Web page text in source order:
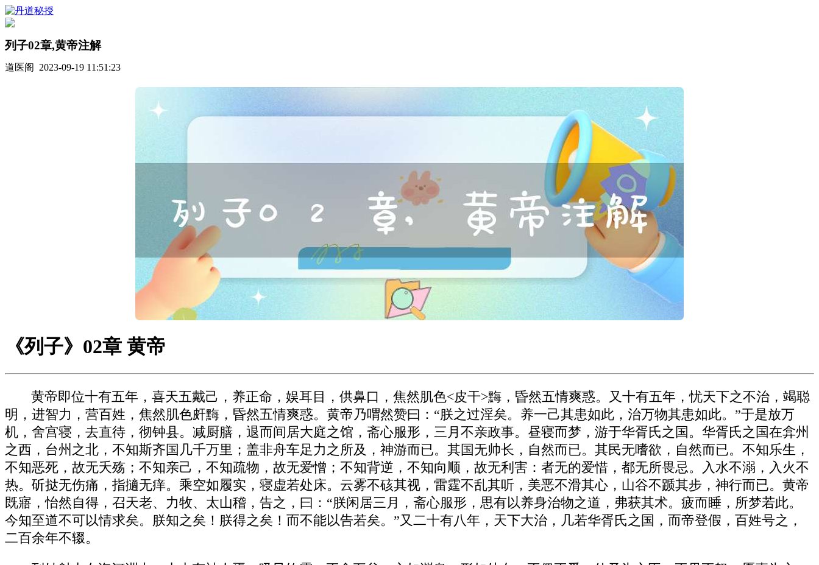
列子02章,黄帝注解
道医阁 2023-09-19 11:51:23
《列子》02章 黄帝
黄帝即位十有五年，喜天五戴己，养正命，娱耳目，供鼻口，焦然肌色<皮干>黣，昏然五情爽惑。又十有五年，忧天下之不治，竭聪
明，进智力，营百姓，焦然肌色皯黣，昏然五情爽惑。黄帝乃喟然赞曰：“朕之过淫矣。养一己其患如此，治万物其患如此。”于是放万
机，舍宫寝，去直待，彻钟县。减厨膳，退而间居大庭之馆，斋心服形，三月不亲政事。昼寝而梦，游于华胥氏之国。华胥氏之国在弇州
之西，台州之北，不知斯齐国几千万里；盖非舟车足力之所及，神游而已。其国无帅长，自然而已。其民无嗜欲，自然而已。不知乐生，
不知恶死，故无夭殇；不知亲己，不知疏物，故无爱憎；不知背逆，不知向顺，故无利害：者无的爱惜，都无所畏忌。入水不溺，入火不
热。斫挞无伤痛，指擿无痒。乘空如履实，寝虚若处床。云雾不硋其视，雷霆不乱其听，美恶不滑其心，山谷不踬其步，神行而已。黄帝
既寤，怡然自得，召天老、力牧、太山稽，告之，曰：“朕闲居三月，斋心服形，思有以养身治物之道，弗获其术。疲而睡，所梦若此。
今知至道不可以情求矣。朕知之矣！朕得之矣！而不能以告若矣。”又二十有八年，天下大治，几若华胥氏之国，而帝登假，百姓号之，
二百余年不辍。